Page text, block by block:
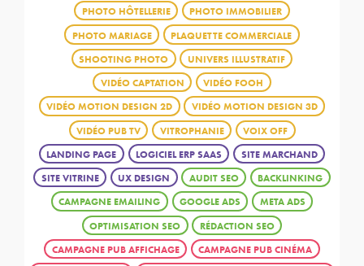
AUDIT SEO
BACKLINKING
CAMPAGNE EMAILING
CAMPAGNE PUB AFFICHAGE
CAMPAGNE PUB CINÉMA
GOOGLE ADS
LANDING PAGE LOGICIEL ERP SAAS
META ADS
OPTIMISATION SEO
PHOTO HÔTELLERIE
PHOTO IMMOBILIER
PHOTO MARIAGE
PLAQUETTE COMMERCIALE
RÉDACTION SEO
SHOOTING PHOTO
SITE MARCHAND
SITE VITRINE
UNIVERS ILLUSTRATIF
UX DESIGN
VIDÉO CAPTATION
VIDÉO FOOH
VIDÉO MOTION DESIGN 2D
VIDÉO MOTION DESIGN 3D
VIDÉO PUB TV
VITROPHANIE VOIX OFF